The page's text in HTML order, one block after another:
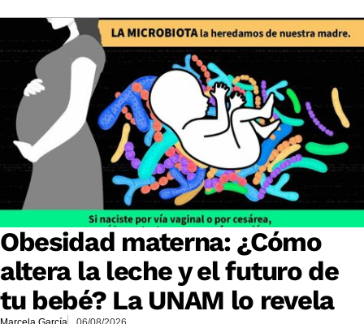
Obesidad materna: ¿Cómo
altera la leche y el futuro de
tu bebé? La UNAM lo revela